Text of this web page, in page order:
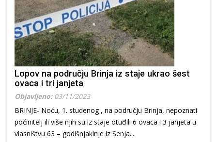
Lopov na području Brinja iz staje ukrao šest
ovaca i tri janjeta
Objavljeno: 03/11/2023
BRINJE- Noću, 1. studenog , na području Brinja, nepoznati
počinitelj ili više njih su iz staje otuđili 6 ovaca i 3 janjeta u
vlasništvu 63 – godišnjakinje iz Senja....